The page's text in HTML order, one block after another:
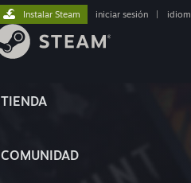
TIENDA
COMUNIDAD
Instalar Steam iniciar sesión